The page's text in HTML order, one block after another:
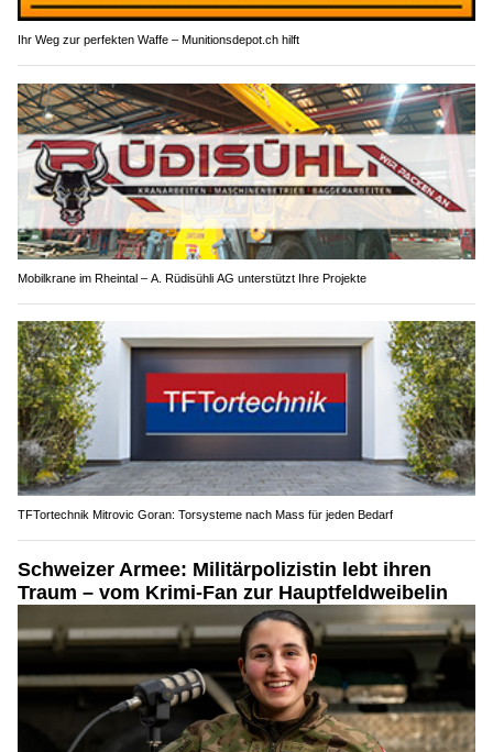
Ihr Weg zur perfekten Waffe – Munitionsdepot.ch hilft
Mobilkrane im Rheintal – A. Rüdisühli AG unterstützt Ihre Projekte
TFTortechnik Mitrovic Goran: Torsysteme nach Mass für jeden Bedarf
Schweizer Armee: Militärpolizistin lebt ihren
Traum – vom Krimi-Fan zur Hauptfeldweibelin